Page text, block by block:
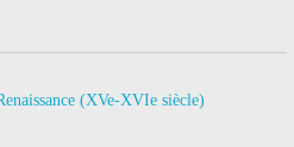
(XVe-XVIe siècle)